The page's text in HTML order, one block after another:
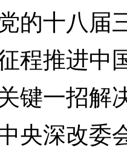
的十八届
程推进中
键一招解
央深改委